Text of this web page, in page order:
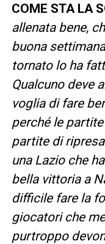
COME STA LA
allenata bene,
buona
tornato lo ha
Qualcuno deve
voglia di fare
perché le
partite di
una Lazio che
bella vittoria a
difficile fare la
giocatori che
purtroppo